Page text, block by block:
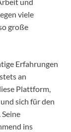
viele
große
Erfahrungen
an
Plattform,
sich für den
ins